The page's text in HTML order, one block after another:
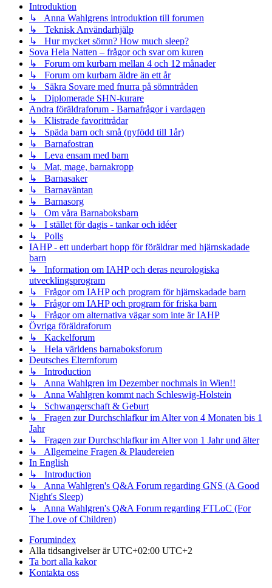
Introduktion
↳ Anna Wahlgrens introduktion till forumen
↳ Teknisk Användarhjälp
↳ Hur mycket sömn? How much sleep?
Sova Hela Natten – frågor och svar om kuren
↳ Forum om kurbarn mellan 4 och 12 månader
↳ Forum om kurbarn äldre än ett år
↳ Säkra Sovare med fnurra på sömntråden
↳ Diplomerade SHN-kurare
Andra föräldraforum - Barnafrågor i vardagen
↳ Klistrade favorittrådar
↳ Späda barn och små (nyfödd till 1år)
↳ Barnafostran
↳ Leva ensam med barn
↳ Mat, mage, barnakropp
↳ Barnasaker
↳ Barnaväntan
↳ Barnasorg
↳ Om våra Barnaboksbarn
↳ I stället för dagis - tankar och idéer
↳ Polls
IAHP - ett underbart hopp för föräldrar med hjärnskadade
barn
↳ Information om IAHP och deras neurologiska
utvecklingsprogram
↳ Frågor om IAHP och program för hjärnskadade barn
↳ Frågor om IAHP och program för friska barn
↳ Frågor om alternativa vägar som inte är IAHP
Övriga föräldraforum
↳ Kackelforum
↳ Hela världens barnaboksforum
Deutsches Elternforum
↳ Introduction
↳ Anna Wahlgren im Dezember nochmals in Wien!!
↳ Anna Wahlgren kommt nach Schleswig-Holstein
↳ Schwangerschaft & Geburt
↳ Fragen zur Durchschlafkur im Alter von 4 Monaten bis 1
Jahr
↳ Fragen zur Durchschlafkur im Alter von 1 Jahr und älter
↳ Allgemeine Fragen & Plaudereien
In English
↳ Introduction
↳ Anna Wahlgren's Q&A Forum regarding GNS (A Good
Night's Sleep)
↳ Anna Wahlgren's Q&A Forum regarding FTLoC (For
The Love of Children)
Forumindex
Alla tidsangivelser är UTC+02:00 UTC+2
Ta bort alla kakor
Kontakta oss